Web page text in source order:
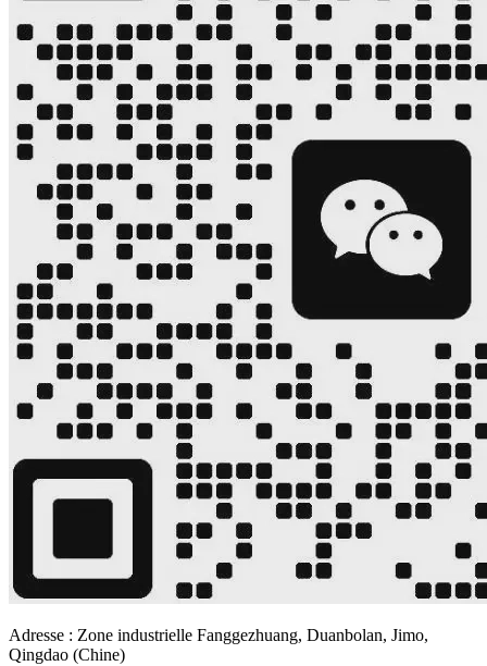
Adresse : Zone industrielle Fanggezhuang, Duanbolan, Jimo,
Qingdao (Chine)